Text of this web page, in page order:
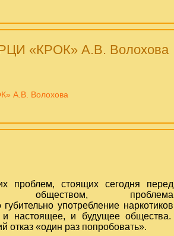
РЦИ «КРОК» А.В. Волохова
А.В. Волохова
проблем, стоящих сегодня перед
обществом, проблема
употребление наркотиков
настоящее, и будущее общества.
отказ «один раз попробовать».